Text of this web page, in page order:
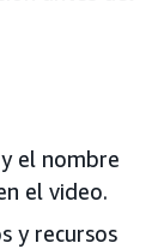
el nombre
el video.
y recursos